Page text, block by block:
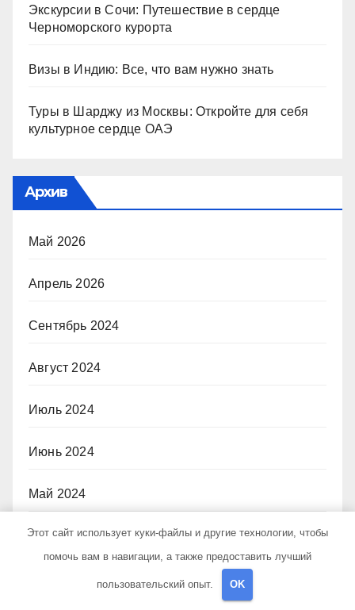
Экскурсии в Сочи: Путешествие в сердце
Черноморского курорта
Визы в Индию: Все, что вам нужно знать
Туры в Шарджу из Москвы: Откройте для себя
культурное сердце ОАЭ
Архив
Май 2026
Апрель 2026
Сентябрь 2024
Август 2024
Июль 2024
Июнь 2024
Май 2024
Апрель 2024
Этот сайт использует куки-файлы и другие технологии, чтобы
помочь вам в навигации, а также предоставить лучший
пользовательский опыт. OK